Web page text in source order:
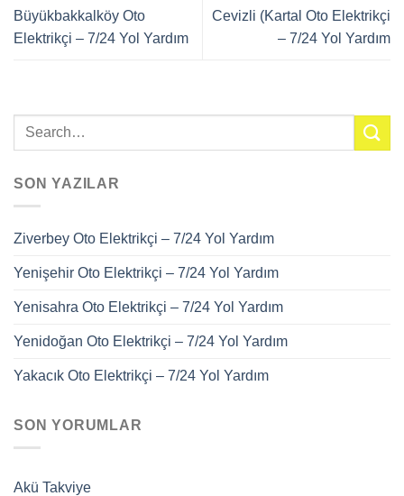
Büyükbakkalköy Oto
Elektrikçi – 7/24 Yol Yardım
Cevizli (Kartal Oto Elektrikçi
– 7/24 Yol Yardım
SON YAZILAR
Ziverbey Oto Elektrikçi – 7/24 Yol Yardım
Yenişehir Oto Elektrikçi – 7/24 Yol Yardım
Yenisahra Oto Elektrikçi – 7/24 Yol Yardım
Yenidoğan Oto Elektrikçi – 7/24 Yol Yardım
Yakacık Oto Elektrikçi – 7/24 Yol Yardım
SON YORUMLAR
Akü Takviye